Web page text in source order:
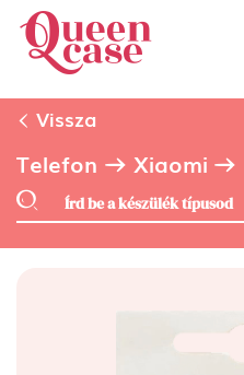
Vissza
Telefon Xiaomi